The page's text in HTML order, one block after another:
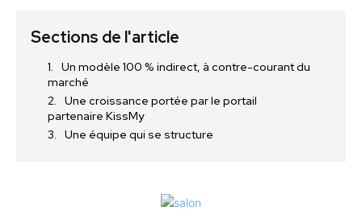
Sections de l'article
Un modèle 100 % indirect, à contre-courant du
marché
Une croissance portée par le portail
partenaire KissMy
Une équipe qui se structure